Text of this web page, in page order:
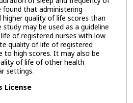
found that administering
higher quality of life scores than
may be used as a guideline
of registered nurses with low
quality of life of registered
to high scores. It may also be
of life of other health
settings.
License